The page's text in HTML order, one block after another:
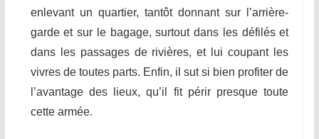
enlevant un quartier, tantôt donnant sur l’arrière-
garde et sur le bagage, surtout dans les défilés et
dans les passages de rivières, et lui coupant les
vivres de toutes parts. Enfin, il sut si bien profiter de
l’avantage des lieux, qu’il fit périr presque toute
cette armée.